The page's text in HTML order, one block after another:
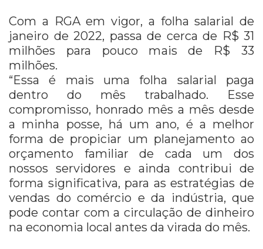
Com a RGA em vigor, a folha salarial de
janeiro de 2022, passa de cerca de R$ 31
milhões para pouco mais de R$ 33
milhões.
“Essa é mais uma folha salarial paga
dentro do mês trabalhado. Esse
compromisso, honrado mês a mês desde
a minha posse, há um ano, é a melhor
forma de propiciar um planejamento ao
orçamento familiar de cada um dos
nossos servidores e ainda contribui de
forma significativa, para as estratégias de
vendas do comércio e da indústria, que
pode contar com a circulação de dinheiro
na economia local antes da virada do mês.